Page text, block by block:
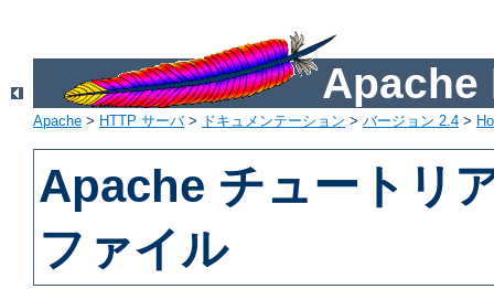
Apache
Apache > HTTP サーバ> ドキュメンテーション > バージョン 2.4 >
Apache チュートリ
ファイル